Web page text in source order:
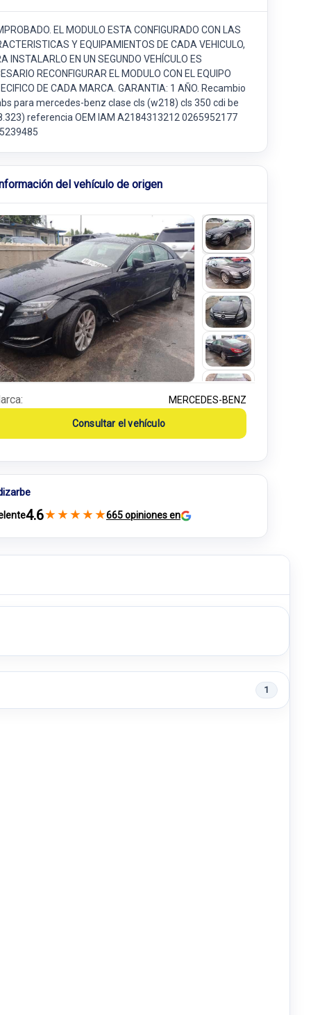
EL MODULO ESTA CONFIGURADO CON LAS
Y EQUIPAMIENTOS DE CADA VEHICULO,
INSTALARLO EN UN SEGUNDO VEHÍCULO ES
RECONFIGURAR EL MODULO CON EL EQUIPO
DE CADA MARCA. GARANTIA: 1 AÑO. Recambio
para mercedes-benz clase cls (w218) cls 350 cdi be
referencia OEM IAM A2184313212 0265952177
del vehículo de origen
MERCEDES-BENZ
Consultar el vehículo
4.6★ ★ ★ ★ ★665 opiniones en
1